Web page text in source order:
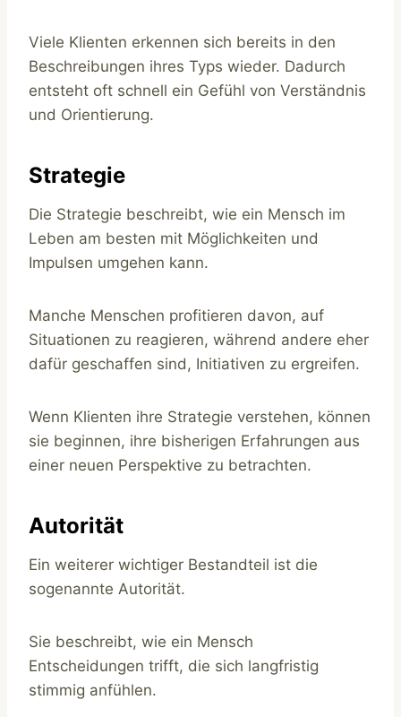
Viele Klienten erkennen sich bereits in den
Beschreibungen ihres Typs wieder. Dadurch
entsteht oft schnell ein Gefühl von Verständnis
und Orientierung.
Strategie
Die Strategie beschreibt, wie ein Mensch im
Leben am besten mit Möglichkeiten und
Impulsen umgehen kann.
Manche Menschen profitieren davon, auf
Situationen zu reagieren, während andere eher
dafür geschaffen sind, Initiativen zu ergreifen.
Wenn Klienten ihre Strategie verstehen, können
sie beginnen, ihre bisherigen Erfahrungen aus
einer neuen Perspektive zu betrachten.
Autorität
Ein weiterer wichtiger Bestandteil ist die
sogenannte Autorität.
Sie beschreibt, wie ein Mensch
Entscheidungen trifft, die sich langfristig
stimmig anfühlen.